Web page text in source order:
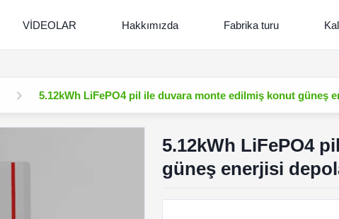
VİDEOLAR Hakkımızda Fabrika turu
5.12kWh LiFePO4 pil ile duvara monte edilmiş konut güneş
5.12kWh LiFePO4
güneş enerjisi